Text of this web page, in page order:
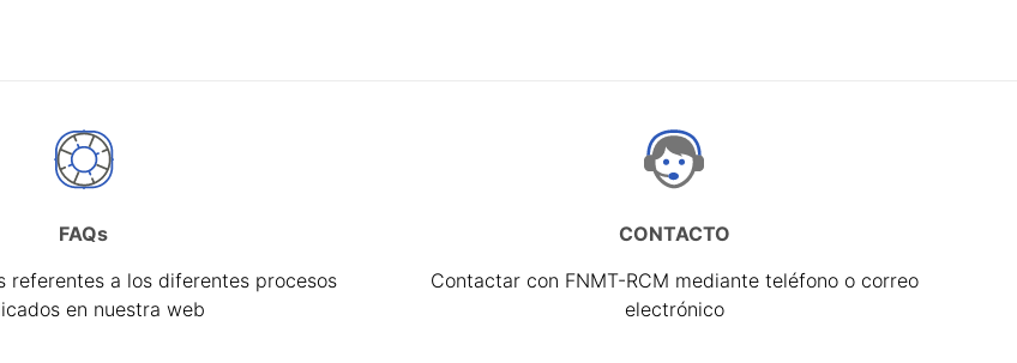
FAQs
referentes a los diferentes procesos
en nuestra web
CONTACTO
Contactar con FNMT-RCM mediante teléfono o correo
electrónico